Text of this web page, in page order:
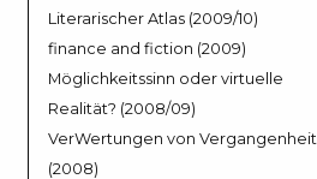
Literarischer Atlas (2009/10)
finance and fiction (2009)
Möglichkeitssinn oder virtuelle
Realität? (2008/09)
VerWertungen von Vergangenheit
(2008)